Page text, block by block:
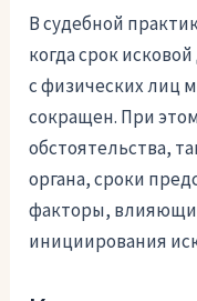
В судебной
когда срок
с физических лиц
сокращен. При
обстоятельства,
органа, сроки
факторы,
инициирования